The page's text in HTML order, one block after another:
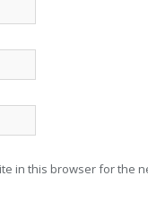
in this browser for the